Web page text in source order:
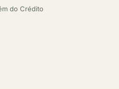
do Crédito